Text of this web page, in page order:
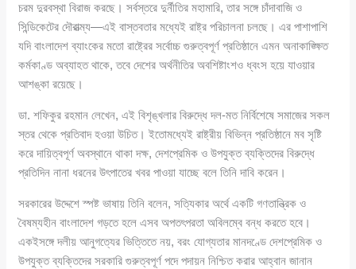
চরম দুরবস্থা বিরাজ করছে। সর্বস্তরে দুর্নীতির মহামারি, তার সঙ্গে চাঁদাবাজি ও
সিন্ডিকেটের দৌরাত্ম্য—এই বাস্তবতার মধ্যেই রাষ্ট্র পরিচালনা চলছে। এর পাশাপাশি
যদি বাংলাদেশ ব্যাংকের মতো রাষ্ট্রের সর্বোচ্চ গুরুত্বপূর্ণ প্রতিষ্ঠানে এমন অনাকাঙ্ক্ষিত
কর্মকাণ্ড অব্যাহত থাকে, তবে দেশের অর্থনীতির অবশিষ্টাংশও ধ্বংস হয়ে যাওয়ার
আশঙ্কা রয়েছে।
ডা. শফিকুর রহমান লেখেন, এই বিশৃঙ্খলার বিরুদ্ধে দল-মত নির্বিশেষে সমাজের সকল
স্তর থেকে প্রতিবাদ হওয়া উচিত। ইতোমধ্যেই রাষ্ট্রীয় বিভিন্ন প্রতিষ্ঠানে মব সৃষ্টি
করে দায়িত্বপূর্ণ অবস্থানে থাকা দক্ষ, দেশপ্রেমিক ও উপযুক্ত ব্যক্তিদের বিরুদ্ধে
প্রতিদিন নানা ধরনের উৎপাতের খবর পাওয়া যাচ্ছে বলে তিনি দাবি করেন।
সরকারের উদ্দেশে স্পষ্ট ভাষায় তিনি বলেন, সত্যিকার অর্থে একটি গণতান্ত্রিক ও
বৈষম্যহীন বাংলাদেশ গড়তে হলে এসব অপতৎপরতা অবিলম্বে বন্ধ করতে হবে।
একইসঙ্গে দলীয় আনুগত্যের ভিত্তিতে নয়, বরং যোগ্যতার মানদণ্ডে দেশপ্রেমিক ও
উপযুক্ত ব্যক্তিদের সরকারি গুরুত্বপূর্ণ পদে পদায়ন নিশ্চিত করার আহ্বান জানান